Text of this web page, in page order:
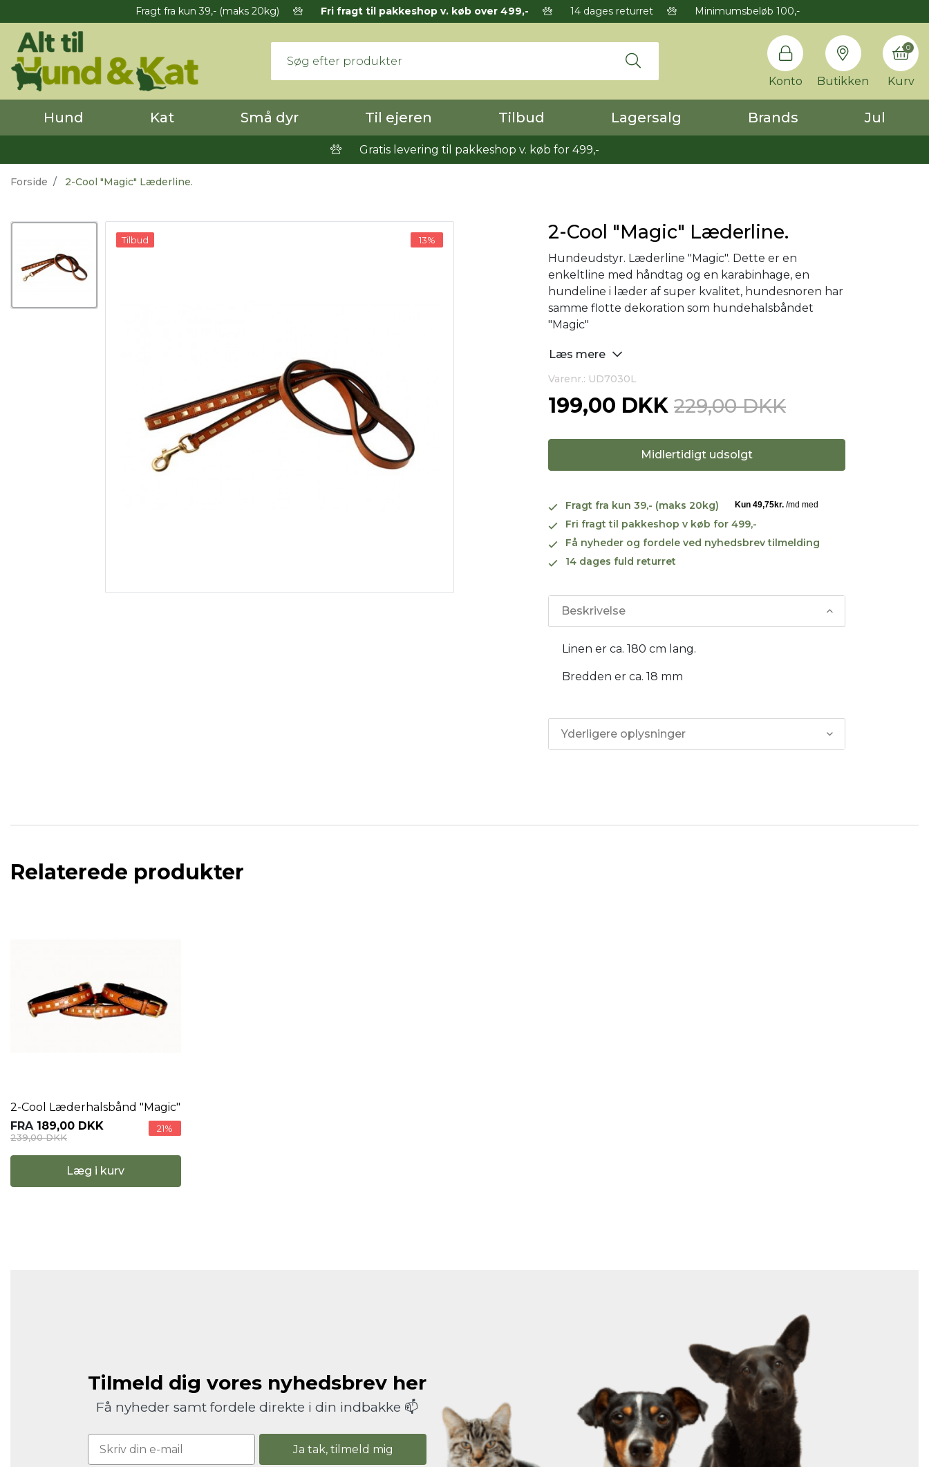
Fragt fra kun 39,- (maks 20kg) Fri fragt til pakkeshop v. køb over 499,- 14 dages returret Minimumsbeløb 100,-
Konto Butikken Kurv
0
Hund Kat Små dyr Til ejeren Tilbud Lagersalg Brands Jul
Gratis levering til pakkeshop v. køb for 499,-
Forside 2-Cool "Magic" Læderline.
Tilbud 13% 2-Cool "Magic" Læderline.
Hundeudstyr. Læderline "Magic". Dette er en
enkeltline med håndtag og en karabinhage, en
hundeline i læder af super kvalitet, hundesnoren har
samme flotte dekoration som hundehalsbåndet
"Magic"
Læs mere
Varenr.: UD7030L
199,00 DKK 229,00 DKK
Midlertidigt udsolgt
Fragt fra kun 39,- (maks 20kg)
Fri fragt til pakkeshop v køb for 499,-
Få nyheder og fordele ved nyhedsbrev tilmelding
14 dages fuld returret
Beskrivelse
Linen er ca. 180 cm lang.
Bredden er ca. 18 mm
Yderligere oplysninger
Relaterede produkter
2-Cool Læderhalsbånd "Magic"
FRA 189,00 DKK
239,00 DKK
21%
Læg i kurv
Tilmeld dig vores nyhedsbrev her
Få nyheder samt fordele direkte i din indbakke 📫
Ja tak, tilmeld mig